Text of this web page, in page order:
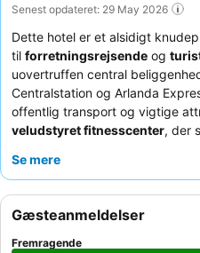
Senest opdateret: 29 May 2026
Dette hotel er et alsidigt
til forretningsrejsende og
uovertruffen central
Centralstation og Arlanda
offentlig transport og vigtige
veludstyret fitnesscenter, der
det professionelle, venlige og
roligt ophold kan gæsterne
Se mere
Gæsteanmeldelser
Fremragende